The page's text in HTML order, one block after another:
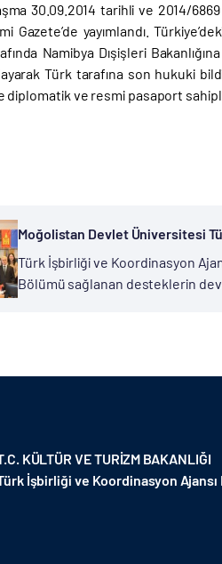
30.09.2014 tarihli ve 2014/
Gazete’de yayımlandı.
Namibya Dışişleri
Türk tarafına son hukuki
diplomatik ve resmi pasaport
Moğolistan Devlet Üniversitesi
Türk İşbirliği ve Koordinasyon
Bölümü sağlanan desteklerin
KÜLTÜR VE TURİZM BAKANLIĞI
İşbirliği ve Koordinasyon Ajansı